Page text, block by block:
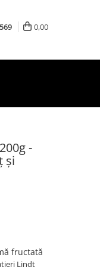
0,00
-
și
fructată
Lindt